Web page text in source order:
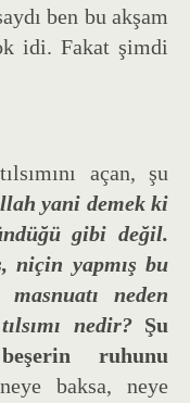
ben bu akşam
idi. Fakat şimdi
açan, şu
yani demek ki
gibi değil.
niçin yapmış bu
neden
nedir? Şu
ruhunu
baksa, neye